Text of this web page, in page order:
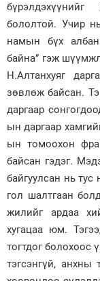
бололтой. Учир
намын бүх
байна” гэж
Н.Алтанхуяг
зөвлөж байсан.
даргаар
ын даргаар
ын томоохон
байсан гэдэг.
байгуулсан нь
гол шалтгаан
жилийг ардаа
хугацаа юм.
тогтдог болохоос
тэгсэнгүй,